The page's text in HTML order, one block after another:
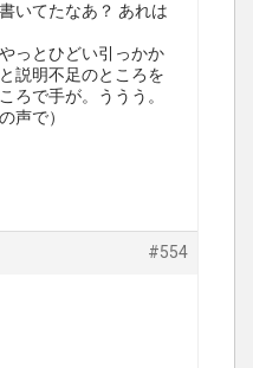
いてたなあ？ あれは
っとひどい引っかか
説明不足のところを
ろで手が。ううう。
声で）
#554